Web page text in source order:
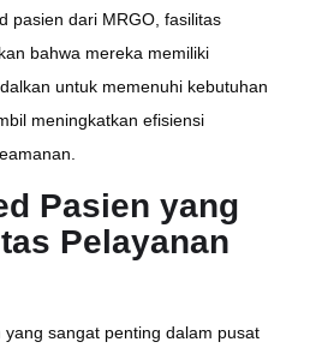
pasien dari MRGO, fasilitas
bahwa mereka memiliki
untuk memenuhi kebutuhan
meningkatkan efisiensi
Pasien yang
Pelayanan
sangat penting dalam pusat